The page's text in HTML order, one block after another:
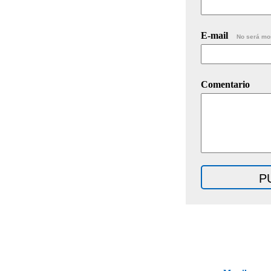
E-mail No será
Comentario